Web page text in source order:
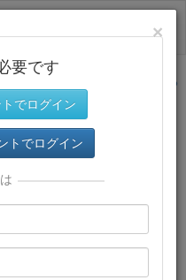
サイトトップに戻る
ンロードでき、快適な動画
×
要です
でログイン
トでログイン